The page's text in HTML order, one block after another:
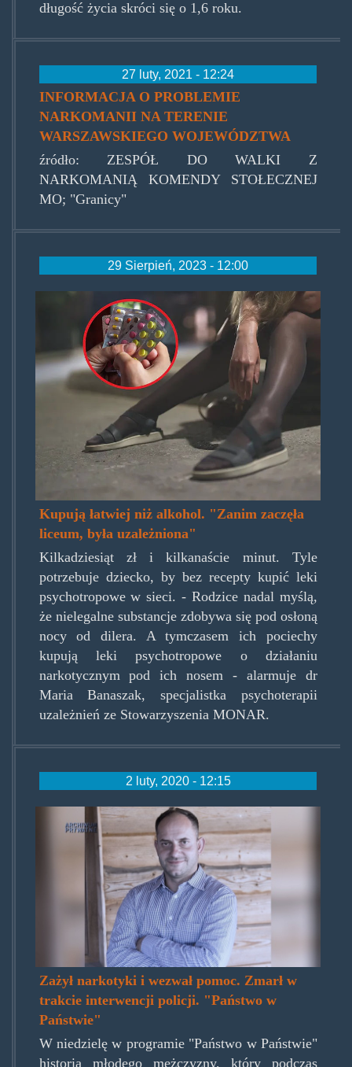
długość życia skróci się o 1,6 roku.
27 luty, 2021 - 12:24
INFORMACJA O PROBLEMIE
NARKOMANII NA TERENIE
WARSZAWSKIEGO WOJEWÓDZTWA
źródło: ZESPÓŁ DO WALKI Z
NARKOMANIĄ KOMENDY STOŁECZNEJ
MO; "Granicy"
29 Sierpień, 2023 - 12:00
znetaleki.jpg
Kupują łatwiej niż alkohol. "Zanim zaczęła
liceum, była uzależniona"
Kilkadziesiąt zł i kilkanaście minut. Tyle
potrzebuje dziecko, by bez recepty kupić leki
psychotropowe w sieci. - Rodzice nadal myślą,
że nielegalne substancje zdobywa się pod osłoną
nocy od dilera. A tymczasem ich pociechy
kupują leki psychotropowe o działaniu
narkotycznym pod ich nosem - alarmuje dr
Maria Banaszak, specjalistka psychoterapii
uzależnień ze Stowarzyszenia MONAR.
2 luty, 2020 - 12:15
panstwowpanstwie.jpg
Zażył narkotyki i wezwał pomoc. Zmarł w
trakcie interwencji policji. "Państwo w
Państwie"
W niedzielę w programie "Państwo w Państwie"
historia młodego mężczyzny, który podczas